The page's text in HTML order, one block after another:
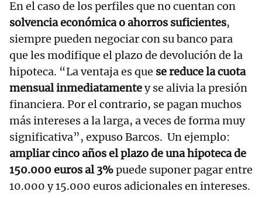
En el caso de los perfiles que no cuentan con
solvencia económica o ahorros suficientes,
siempre pueden negociar con su banco para
que les modifique el plazo de devolución de la
hipoteca. “La ventaja es que se reduce la cuota
mensual inmediatamentey se alivia la presión
financiera. Por el contrario, se pagan muchos
más intereses a la larga, a veces de forma muy
significativa”, expuso Barcos. Un ejemplo:
ampliar cinco años el plazo de una hipoteca de
150.000 euros al 3%puede suponer pagar entre
10.000 y 15.000 euros adicionales en intereses.